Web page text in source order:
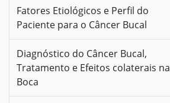
Fatores Etiológicos e Perfil do
Paciente para o Câncer Bucal
Diagnóstico do Câncer Bucal,
Tratamento e Efeitos colaterais na
Boca